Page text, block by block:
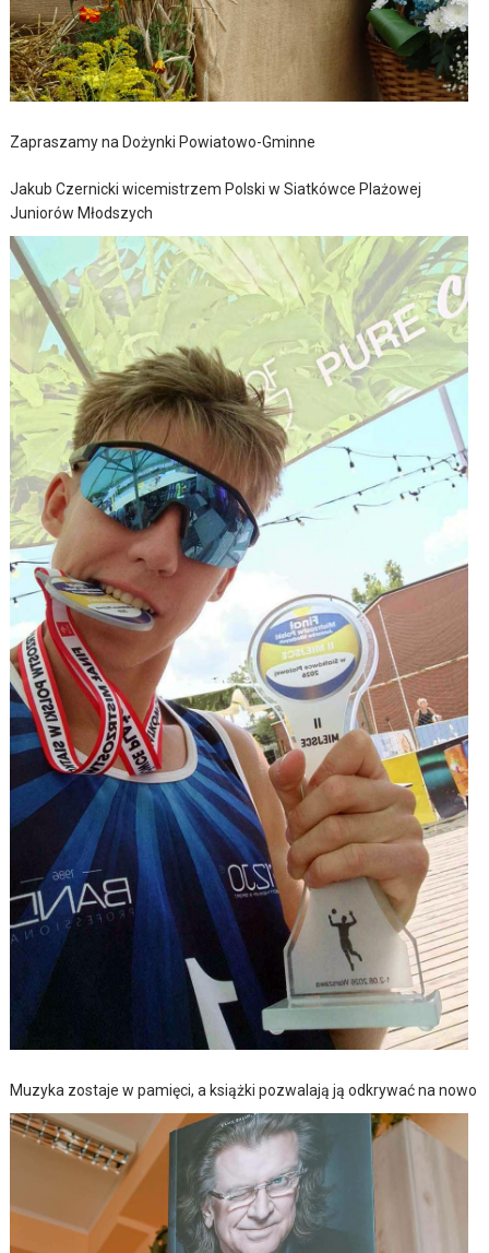
Zapraszamy na Dożynki Powiatowo-Gminne
Jakub Czernicki wicemistrzem Polski w Siatkówce Plażowej
Juniorów Młodszych
Muzyka zostaje w pamięci, a książki pozwalają ją odkrywać na nowo